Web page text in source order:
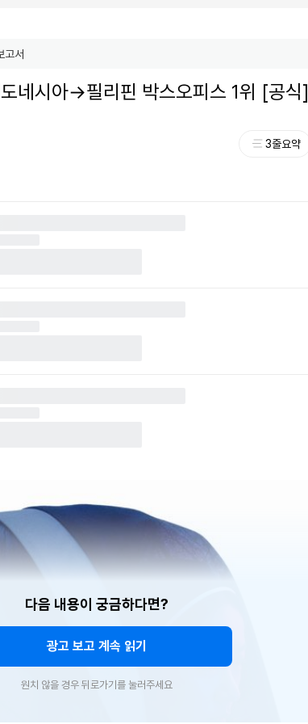
도네시아→필리핀 박스오피스 1위 [공식]
3줄요약
다음 내용이 궁금하다면?
광고 보고 계속 읽기
원치 않을 경우 뒤로가기를 눌러주세요